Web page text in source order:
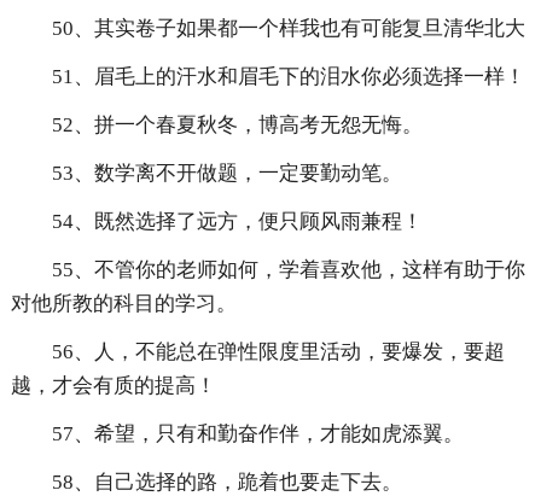
50、其实卷子如果都一个样我也有可能复旦清华北大
51、眉毛上的汗水和眉毛下的泪水你必须选择一样！
52、拼一个春夏秋冬，博高考无怨无悔。
53、数学离不开做题，一定要勤动笔。
54、既然选择了远方，便只顾风雨兼程！
55、不管你的老师如何，学着喜欢他，这样有助于你
对他所教的科目的学习。
56、人，不能总在弹性限度里活动，要爆发，要超
越，才会有质的提高！
57、希望，只有和勤奋作伴，才能如虎添翼。
58、自己选择的路，跪着也要走下去。